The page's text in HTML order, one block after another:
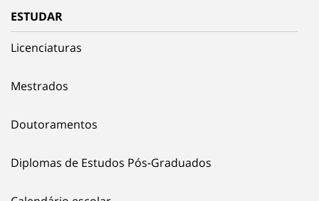
ESTUDAR
Licenciaturas
Mestrados
Doutoramentos
Diplomas de Estudos Pós-Graduados